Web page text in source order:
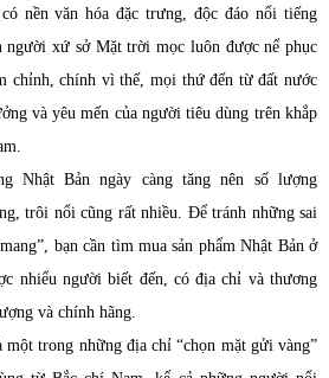
nền văn hóa đặc trưng, độc đáo nổi tiếng
người xứ sở Mặt trời mọc luôn được nể phục
chỉnh, chính vì thế, mọi thứ đến từ đất nước
và yêu mến của người tiêu dùng trên khắp
Nhật Bản ngày càng tăng nên số lượng
trôi nổi cũng rất nhiều. Để tránh những sai
bạn cần tìm mua sản phẩm Nhật Bản ở
nhiểu người biết đến, có địa chỉ và thương
và chính hãng.
một trong những địa chỉ “chọn mặt gửi vàng”